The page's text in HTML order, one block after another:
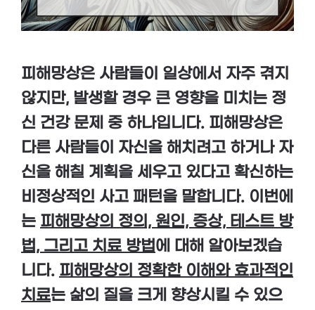
피해망상은 사람들이 일상에서 자주 겪지
않지만, 발생할 경우 큰 영향을 미치는 정
신 건강 문제 중 하나입니다. 피해망상은
다른 사람들이 자신을 해치려고 하거나 자
신을 해칠 계획을 세우고 있다고 확신하는
비정상적인 사고 패턴을 말합니다. 이번에
는 피해망상의 정의, 원인, 증상, 테스트 방
법, 그리고 치료 방법에 대해 알아보겠습
니다. 피해망상의 정확한 이해와 효과적인
치료는 삶의 질을 크게 향상시킬 수 있으